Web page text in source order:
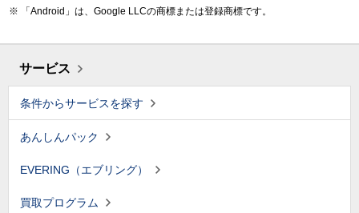
「Android」は、Google LLCの商標または登録商標です。
サービス
条件からサービスを探す
あんしんパック
EVERING（エブリング）
買取プログラム